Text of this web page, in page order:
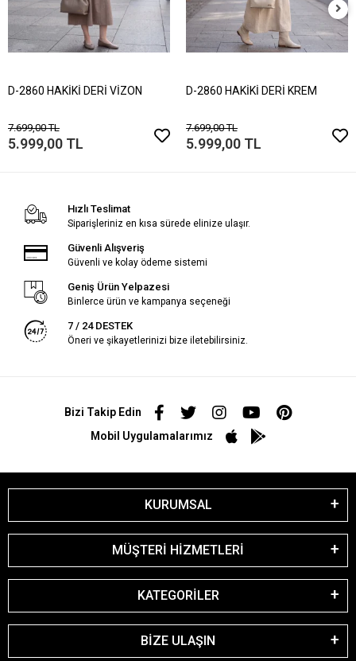
D-2860 HAKİKİ DERİ VİZON
7.699,00 TL
5.999,00 TL
D-2860 HAKİKİ DERİ KREM
7.699,00 TL
5.999,00 TL
Hızlı Teslimat
Siparişleriniz en kısa sürede elinize ulaşır.
Güvenli Alışveriş
Güvenli ve kolay ödeme sistemi
Geniş Ürün Yelpazesi
Binlerce ürün ve kampanya seçeneği
7 / 24 DESTEK
Öneri ve şikayetlerinizi bize iletebilirsiniz.
Bizi Takip Edin
Mobil Uygulamalarımız
KURUMSAL
MÜŞTERİ HİZMETLERİ
KATEGORİLER
BİZE ULAŞIN